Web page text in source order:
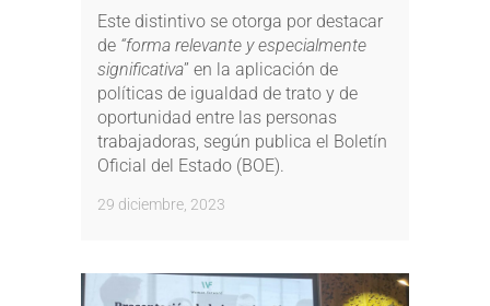
Este distintivo se otorga por destacar
de “forma relevante y especialmente
significativa” en la aplicación de
políticas de igualdad de trato y de
oportunidad entre las personas
trabajadoras, según publica el Boletín
Oficial del Estado (BOE).
29 diciembre, 2023